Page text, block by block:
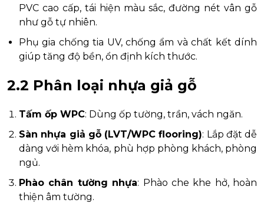
PVC cao cấp, tái hiện màu sắc, đường nét vân gỗ
như gỗ tự nhiên.
Phụ gia chống tia UV, chống ẩm và chất kết dính
giúp tăng độ bền, ổn định kích thước.
2.2 Phân loại nhựa giả gỗ
Tấm ốp WPC: Dùng ốp tường, trần, vách ngăn.
Sàn nhựa giả gỗ (LVT/WPC flooring): Lắp đặt dễ
dàng với hèm khóa, phù hợp phòng khách, phòng
ngủ.
Phào chân tường nhựa: Phào che khe hở, hoàn
thiện âm tường.